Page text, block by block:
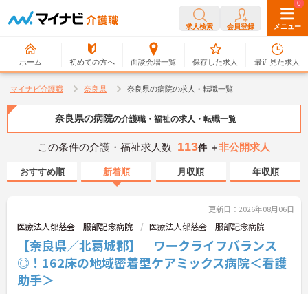
求人検索 会員登録 メニュー
ホーム 初めての方へ 面談会場一覧
0
保存した求人
0
最近見た求人
マイナビ介護職 奈良県 奈良県の病院の求人・転職一覧
奈良県の病院の介護職・福祉の求人・転職一覧
この条件の介護・福祉求人数 113件 ＋非公開求人
おすすめ順 新着順 月収順 年収順
更新日：2026年08月06日
医療法人郁慈会 服部記念病院 医療法人郁慈会 服部記念病院
【奈良県／北葛城郡】 ワークライフバランス
◎！162床の地域密着型ケアミックス病院＜看護
助手＞